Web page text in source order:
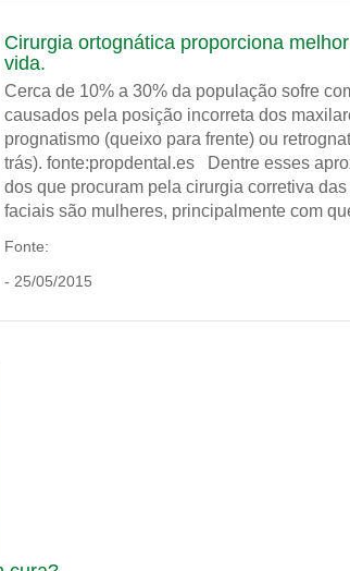
Cirurgia ortognática proporciona
vida.
Cerca de 10% a 30% da população sofre
causados pela posição incorreta dos
prognatismo (queixo para frente) ou
trás). fonte:propdental.es Dentre esses
dos que procuram pela cirurgia corretiva
faciais são mulheres, principalmente com
Fonte:
- 25/05/2015